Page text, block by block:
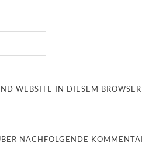
WEBSITE IN DIESEM
NACHFOLGENDE